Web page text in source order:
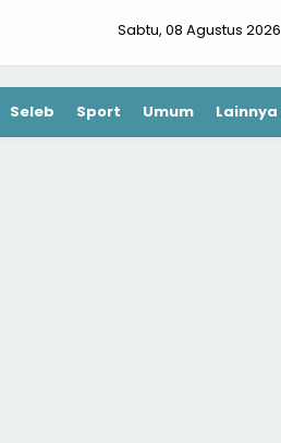
Sabtu, 08 Agustus 2026
Seleb Sport Umum Lainnya